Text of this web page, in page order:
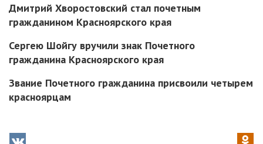
Дмитрий Хворостовский стал почетным
гражданином Красноярского края
Сергею Шойгу вручили знак Почетного
гражданина Красноярского края
Звание Почетного гражданина присвоили четырем
красноярцам